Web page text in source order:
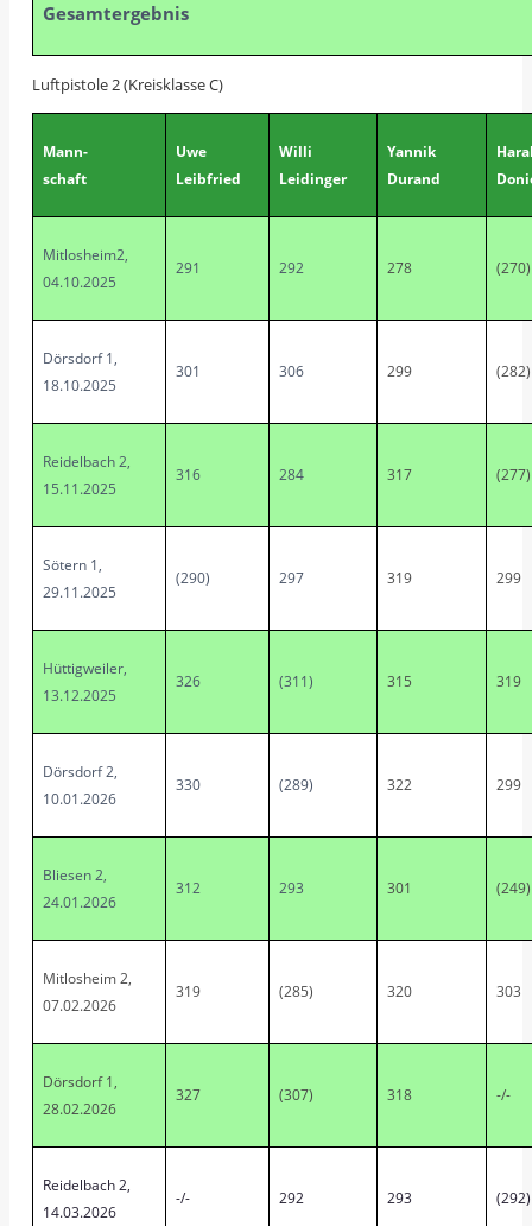
Gesamtergebnis
Luftpistole 2 (Kreisklasse C)
Mann-
schaft
Uwe
Leibfried
Willi
Leidinger
Yannik
Durand
Mitlosheim2,
04.10.2025
291 292 278 (270)
Dörsdorf 1,
18.10.2025
301 306 299 (282)
Reidelbach 2,
15.11.2025
316 284 317 (277)
Sötern 1,
29.11.2025
(290) 297 319 299
Hüttigweiler,
13.12.2025
326 (311) 315 319
Dörsdorf 2,
10.01.2026
330 (289) 322 299
Bliesen 2,
24.01.2026
312 293 301 (249)
Mitlosheim 2,
07.02.2026
319 (285) 320 303
Dörsdorf 1,
28.02.2026
327 (307) 318 -/-
Reidelbach 2,
14.03.2026
-/- 292 293 (292)